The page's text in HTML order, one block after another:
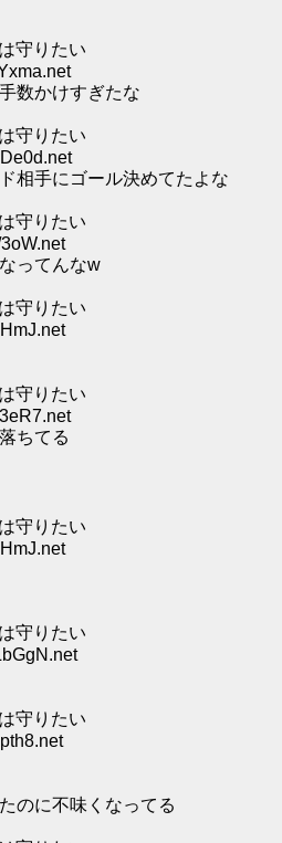
守りたい
数かけすぎたな
守りたい
相手にゴール決めてたよな
守りたい
ってんなw
守りたい
守りたい
ちてる
守りたい
守りたい
守りたい
のに不味くなってる